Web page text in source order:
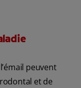
peuvent
et de